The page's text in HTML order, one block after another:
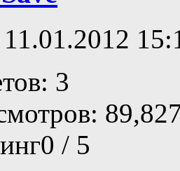
3
/ 5